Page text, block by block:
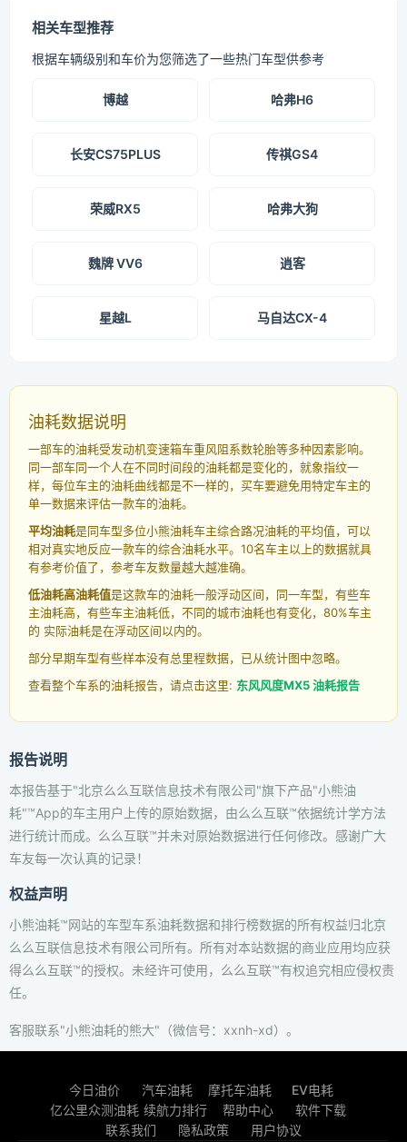
相关车型推荐
根据车辆级别和车价为您筛选了一些热门车型供参考
博越 哈弗H6
长安CS75PLUS 传祺GS4
荣威RX5 哈弗大狗
魏牌 VV6 逍客
星越L 马自达CX-4
油耗数据说明
一部车的油耗受发动机变速箱车重风阻系数轮胎等多种因素影响。
同一部车同一个人在不同时间段的油耗都是变化的，就象指纹一
样，每位车主的油耗曲线都是不一样的，买车要避免用特定车主的
单一数据来评估一款车的油耗。
平均油耗是同车型多位小熊油耗车主综合路况油耗的平均值，可以
相对真实地反应一款车的综合油耗水平。10名车主以上的数据就具
有参考价值了，参考车友数量越大越准确。
低油耗高油耗值是这款车的油耗一般浮动区间，同一车型，有些车
主油耗高，有些车主油耗低，不同的城市油耗也有变化，80%车主
的 实际油耗是在浮动区间以内的。
部分早期车型有些样本没有总里程数据，已从统计图中忽略。
查看整个车系的油耗报告，请点击这里: 东风风度MX5 油耗报告
报告说明
本报告基于"北京么么互联信息技术有限公司"旗下产品"小熊油
耗"™App的车主用户上传的原始数据，由么么互联™依据统计学方法
进行统计而成。么么互联™并未对原始数据进行任何修改。感谢广大
车友每一次认真的记录！
权益声明
小熊油耗™网站的车型车系油耗数据和排行榜数据的所有权益归北京
么么互联信息技术有限公司所有。所有对本站数据的商业应用均应获
得么么互联™的授权。未经许可使用，么么互联™有权追究相应侵权责
任。
客服联系"小熊油耗的熊大"（微信号：xxnh-xd）。
今日油价 汽车油耗 摩托车油耗
EV电耗
亿公里众测油耗 续航力排行 帮助中心
软件下载
联系我们
隐私政策 用户协议